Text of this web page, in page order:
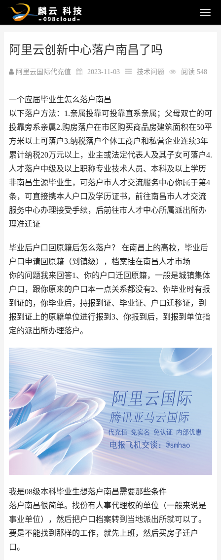
阿里云创新中心落户南昌了吗
阿里云国际代充值 2023-11-03 技术问题 阅读 548
一个应届毕业生怎么落户南昌
以下落户方法：1.亲属投靠可投靠直系亲属；父母双亡的可
投靠旁系亲属2.购房落户在市区购买商品房建筑面积在50平
方米以上可落户3.纳税落户个体工商户和私营企业连续3年
累计纳税20万元以上，业主或法定代表人及其子女可落户4.
人才落户中级及以上职称专业技术人员、本科及以上学历
非南昌生源毕业生，可落户市人才交流服务中心你属于第4
条，可直接携本人户口及学历证书，前往南昌市人才交流
服务中心办理接受手续，后前往市人才中心所属派出所办
理准迁证
毕业后户口回原籍后怎么落户？ 在南昌上的高校，毕业后
户口申请回原籍（到镇级），档案挂在南昌人才市场
你的问题我来回答1、你的户口迁回原籍，一般是城镇集体
户口，跟你原来的户口本一点关系都没有2、你毕业时有报
到证的，你毕业后，持报到证、毕业证、户口迁移证，到
报到证上的原籍单位进行报到3、你报到后，到报到单位指
定的派出所办理落户。
我是08级本科毕业生想落户南昌需要那些条件
落户南昌很简单。找份有人事代理权的单位（一般来说是
事业单位），然后把户口档案转到当地派出所就可以了。
要是不能找到那样的工作，就先上班，然后买房子迁户
口。